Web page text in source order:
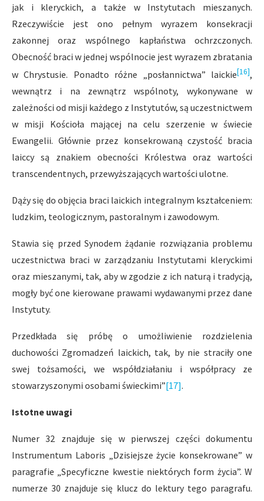
jak i kleryckich, a także w Instytutach mieszanych.
Rzeczywiście jest ono pełnym wyrazem konsekracji
zakonnej oraz wspólnego kapłaństwa ochrzczonych.
Obecność braci w jednej wspólnocie jest wyrazem zbratania
w Chrystusie. Ponadto różne „posłannictwa” laickie[16],
wewnątrz i na zewnątrz wspólnoty, wykonywane w
zależności od misji każdego z Instytutów, są uczestnictwem
w misji Kościoła mającej na celu szerzenie w świecie
Ewangelii. Głównie przez konsekrowaną czystość bracia
laiccy są znakiem obecności Królestwa oraz wartości
transcendentnych, przewyższających wartości ulotne.
Dąży się do objęcia braci laickich integralnym kształceniem:
ludzkim, teologicznym, pastoralnym i zawodowym.
Stawia się przed Synodem żądanie rozwiązania problemu
uczestnictwa braci w zarządzaniu Instytutami kleryckimi
oraz mieszanymi, tak, aby w zgodzie z ich naturą i tradycją,
mogły być one kierowane prawami wydawanymi przez dane
Instytuty.
Przedkłada się próbę o umożliwienie rozdzielenia
duchowości Zgromadzeń laickich, tak, by nie straciły one
swej tożsamości, we współdziałaniu i współpracy ze
stowarzyszonymi osobami świeckimi”[17].
Istotne uwagi
Numer 32 znajduje się w pierwszej części dokumentu
Instrumentum Laboris „Dzisiejsze życie konsekrowane” w
paragrafie „Specyficzne kwestie niektórych form życia”. W
numerze 30 znajduje się klucz do lektury tego paragrafu.